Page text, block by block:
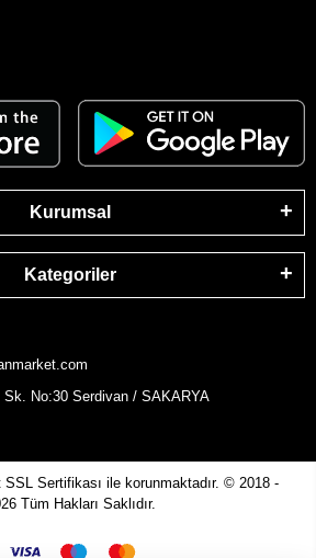
Kurumsal
Kategoriler
Sk. No:30 Serdivan / SAKARYA
Sertifikası ile korunmaktadır. © 2018 -
Tüm Hakları Saklıdır.